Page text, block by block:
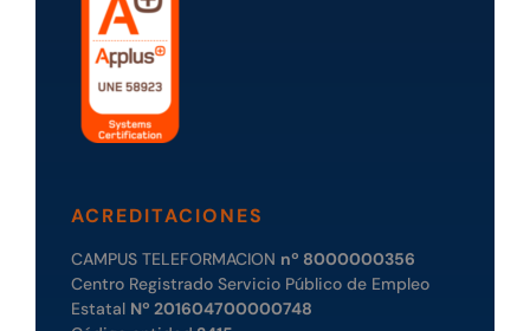
ACREDITACIONES
CAMPUS TELEFORMACION nº 8000000356
Centro Registrado Servicio Público de Empleo
Estatal Nº 201604700000748